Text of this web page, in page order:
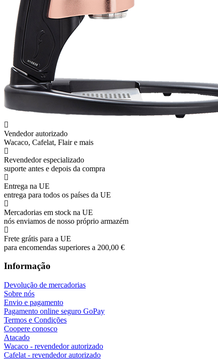
Vendedor autorizado
Wacaco, Cafelat, Flair e mais
Revendedor especializado
suporte antes e depois da compra
Entrega na UE
entrega para todos os países da UE
Mercadorias em stock na UE
nós enviamos de nosso próprio armazém
Frete grátis para a UE
para encomendas superiores a 200,00 €
Informação
Devolução de mercadorias
Sobre nós
Envio e pagamento
Pagamento online seguro GoPay
Termos e Condições
Coopere conosco
Atacado
Wacaco - revendedor autorizado
Cafelat - revendedor autorizado